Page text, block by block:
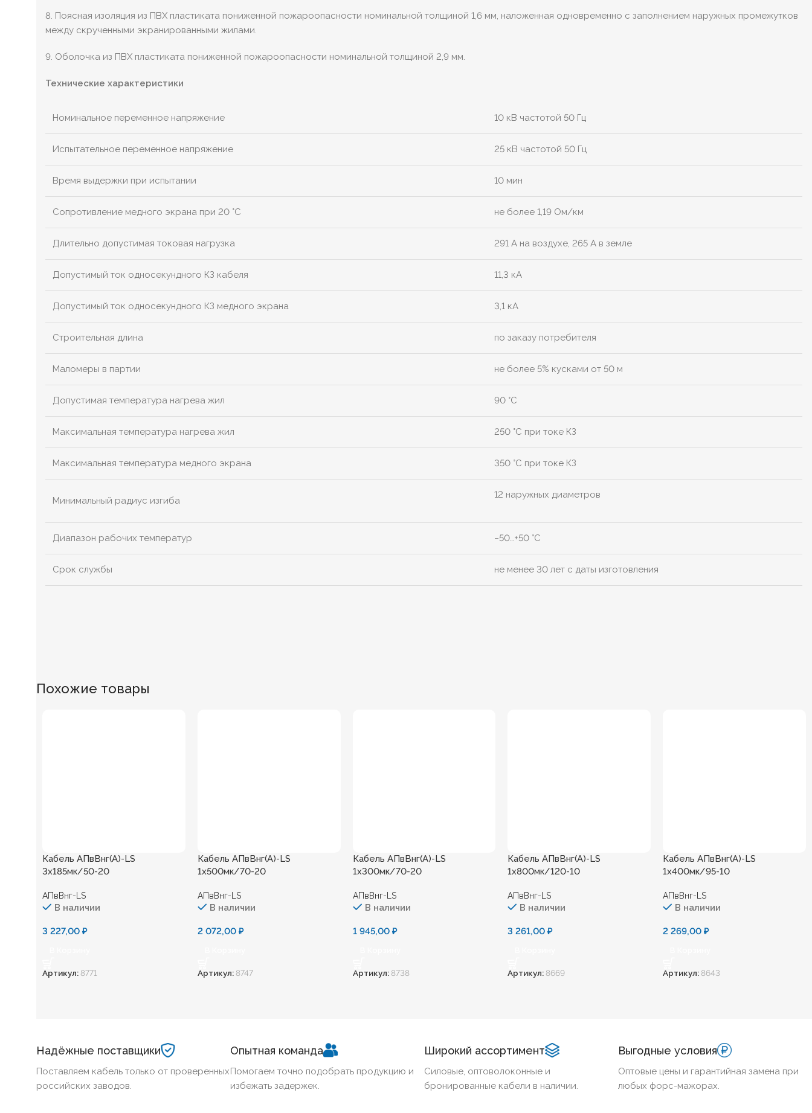
8. Поясная изоляция из ПВХ пластиката пониженной пожароопасности номинальной толщиной 1,6 мм, наложенная одновременно с заполнением наружных промежутков
между скрученными экранированными жилами.
9. Оболочка из ПВХ пластиката пониженной пожароопасности номинальной толщиной 2,9 мм.
Технические характеристики
Номинальное переменное напряжение 10 кВ частотой 50 Гц
Испытательное переменное напряжение 25 кВ частотой 50 Гц
Время выдержки при испытании 10 мин
Сопротивление медного экрана при 20 °С не более 1,19 Ом/км
Длительно допустимая токовая нагрузка 291 А на воздухе, 265 А в земле
Допустимый ток односекундного КЗ кабеля 11,3 кА
Допустимый ток односекундного КЗ медного экрана 3,1 кА
Строительная длина по заказу потребителя
Маломеры в партии не более 5% кусками от 50 м
Допустимая температура нагрева жил 90 °C
Максимальная температура нагрева жил 250 °C при токе КЗ
Максимальная температура медного экрана 350 °C при токе КЗ
Минимальный радиус изгиба
12 наружных диаметров
Диапазон рабочих температур −50…+50 °C
Срок службы не менее 30 лет с даты изготовления
Похожие товары
Кабель АПвВнг(А)-LS
3х185мк/50-20
АПвВнг-LS
В наличии
3 227,00 ₽
Артикул:8771
Кабель АПвВнг(А)-LS
1х500мк/70-20
АПвВнг-LS
В наличии
2 072,00 ₽
Артикул:8747
Кабель АПвВнг(А)-LS
1х300мк/70-20
АПвВнг-LS
В наличии
1 945,00 ₽
Артикул:8738
Кабель АПвВнг(А)-LS
1х800мк/120-10
АПвВнг-LS
В наличии
3 261,00₽
Артикул:8669
Кабель АПвВнг(А)-LS
1х400мк/95-10
АПвВнг-LS
В наличии
2 269,00₽
Артикул:8643
Надёжные поставщики
Поставляем кабель только от проверенных
российских заводов.
Опытная команда
Помогаем точно подобрать продукцию и
избежать задержек.
Широкий ассортимент
Силовые, оптоволоконные и
бронированные кабели в наличии.
Выгодные условия
Оптовые цены и гарантийная замена при
любых форс-мажорах.